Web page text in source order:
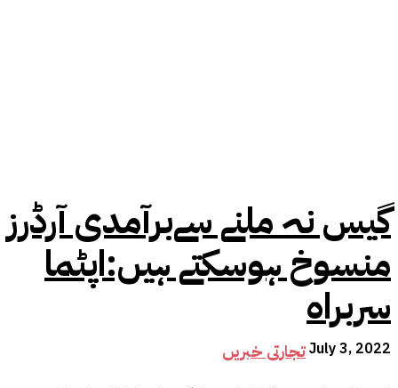
گیس نہ ملنے سےبرآمدی آرڈرز
منسوخ ہوسکتے ہیں:اپٹما
سربراہ
تجارتی خبریںJuly 3, 2022